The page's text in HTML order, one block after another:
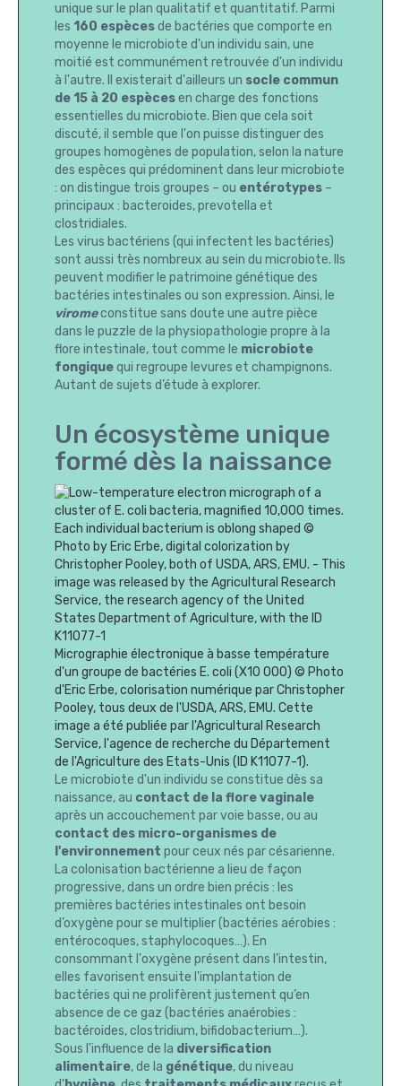
unique sur le plan qualitatif et quantitatif. Parmi
les 160 espècesde bactéries que comporte en
moyenne le microbiote d'un individu sain, une
moitié est communément retrouvée d'un individu
à l'autre. Il existerait d'ailleurs un socle commun
de 15 à 20 espècesen charge des fonctions
essentielles du microbiote. Bien que cela soit
discuté, il semble que l'on puisse distinguer des
groupes homogènes de population, selon la nature
des espèces qui prédominent dans leur microbiote
: on distingue trois groupes – ou entérotypes –
principaux : bacteroides, prevotella et
clostridiales.
Les virus bactériens (qui infectent les bactéries)
sont aussi très nombreux au sein du microbiote. Ils
peuvent modifier le patrimoine génétique des
bactéries intestinales ou son expression. Ainsi, le
viromeconstitue sans doute une autre pièce
dans le puzzle de la physiopathologie propre à la
flore intestinale, tout comme le microbiote
fongiquequi regroupe levures et champignons.
Autant de sujets d’étude à explorer.
Un écosystème unique
formé dès la naissance
Micrographie électronique à basse température
d'un groupe de bactéries E. coli (X10 000) © Photo
d'Eric Erbe, colorisation numérique par Christopher
Pooley, tous deux de l'USDA, ARS, EMU. Cette
image a été publiée par l'Agricultural Research
Service, l'agence de recherche du Département
de l'Agriculture des Etats-Unis (ID K11077-1).
Le microbiote d'un individu se constitue dès sa
naissance, au contact de la flore vaginale
après un accouchement par voie basse, ou au
contact des micro-organismes de
l'environnement pour ceux nés par césarienne.
La colonisation bactérienne a lieu de façon
progressive, dans un ordre bien précis : les
premières bactéries intestinales ont besoin
d’oxygène pour se multiplier (bactéries aérobies :
entérocoques, staphylocoques…). En
consommant l'oxygène présent dans l’intestin,
elles favorisent ensuite l'implantation de
bactéries qui ne prolifèrent justement qu’en
absence de ce gaz (bactéries anaérobies :
bactéroides, clostridium, bifidobacterium…).
Sous l'influence de la diversification
alimentaire, de la génétique, du niveau